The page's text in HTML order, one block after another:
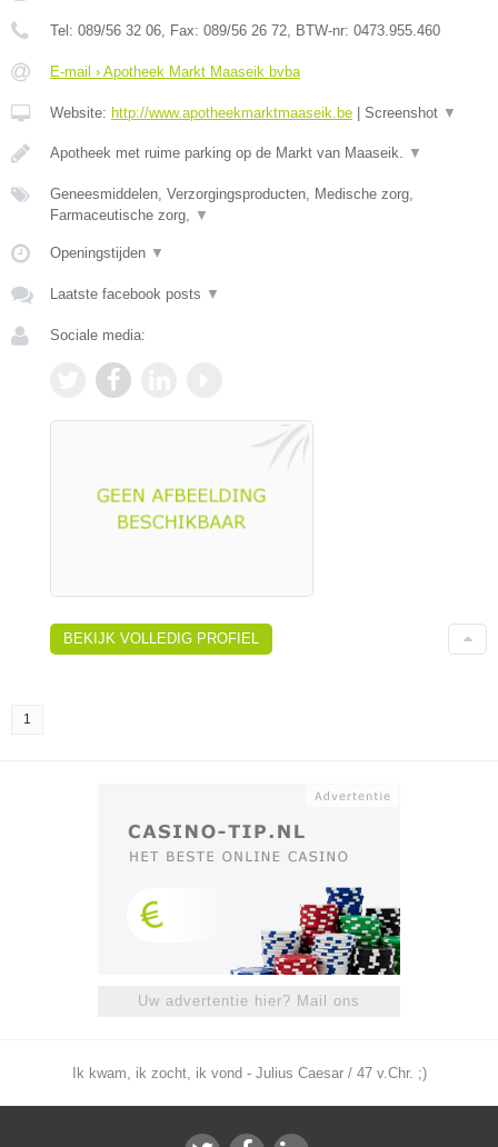
Tel: 089/56 32 06, Fax: 089/56 26 72, BTW-nr: 0473.955.460
E-mail › Apotheek Markt Maaseik bvba
Website: http://www.apotheekmarktmaaseik.be Screenshot ▼
Apotheek met ruime parking op de Markt van Maaseik. ▼
Geneesmiddelen, Verzorgingsproducten, Medische zorg,
Farmaceutische zorg, ▼
Openingstijden ▼
Laatste facebook posts ▼
Sociale media:
BEKIJK VOLLEDIG PROFIEL
1
Uw advertentie hier? Mail ons
Ik kwam, ik zocht, ik vond - Julius Caesar / 47 v.Chr. ;)